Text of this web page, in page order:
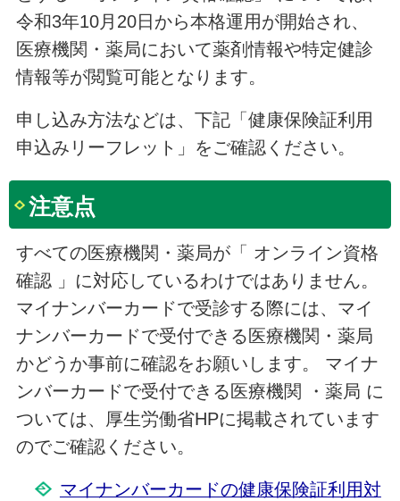
令和3年10月20日から本格運用が開始され、
医療機関・薬局において薬剤情報や特定健診
情報等が閲覧可能となります。
申し込み方法などは、下記「健康保険証利用
申込みリーフレット」をご確認ください。
注意点
すべての医療機関・薬局が「 オンライン資格
確認 」に対応しているわけではありません。
マイナンバーカードで受診する際には、マイ
ナンバーカードで受付できる医療機関・薬局
かどうか事前に確認をお願いします。 マイナ
ンバーカードで受付できる医療機関 ・薬局 に
ついては、厚生労働省HPに掲載されています
のでご確認ください。
マイナンバーカードの健康保険証利用対